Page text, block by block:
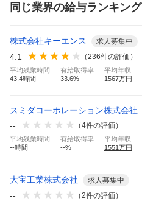
同じ業界の給与ランキング
株式会社キーエンス 求人募集中
4.1 （236件の評価）
平均残業時間
43.4時間
有給取得率
33.6%
平均年収
1567万円
スミダコーポレーション株式会社
--
（4件の評価）
平均残業時間
--時間
有給取得率
--%
平均年収
1551万円
大宝工業株式会社 求人募集中
-- （2件の評価）